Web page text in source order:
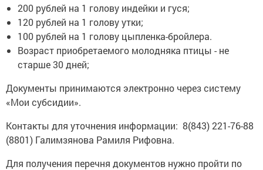
200 рублей на 1 голову индейки и гуся;
120 рублей на 1 голову утки;
100 рублей на 1 голову цыпленка-бройлера.
Возраст приобретаемого молодняка птицы - не
старше 30 дней;
Документы принимаются электронно через систему
«Мои субсидии».
Контакты для уточнения информации: 8(843) 221-76-88
(8801) Галимзянова Рамиля Рифовна.
Для получения перечня документов нужно пройти по